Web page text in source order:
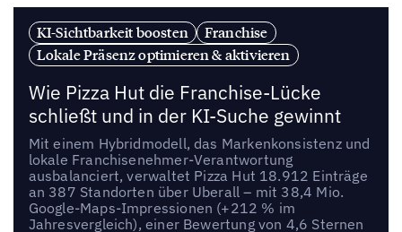
KI-Sichtbarkeit boosten
Franchise
Lokale Präsenz optimieren & aktivieren
Wie Pizza Hut die Franchise-Lücke
schließt und in der KI-Suche gewinnt
Mit einem Hybridmodell, das Markenkonsistenz und
lokale Franchisenehmer-Verantwortung
ausbalanciert, verwaltet Pizza Hut 18.912 Einträge
an 387 Standorten über Uberall – mit 38,4 Mio.
Google-Maps-Impressionen (+212 % im
Jahresvergleich), einer Bewertung von 4,6 Sternen